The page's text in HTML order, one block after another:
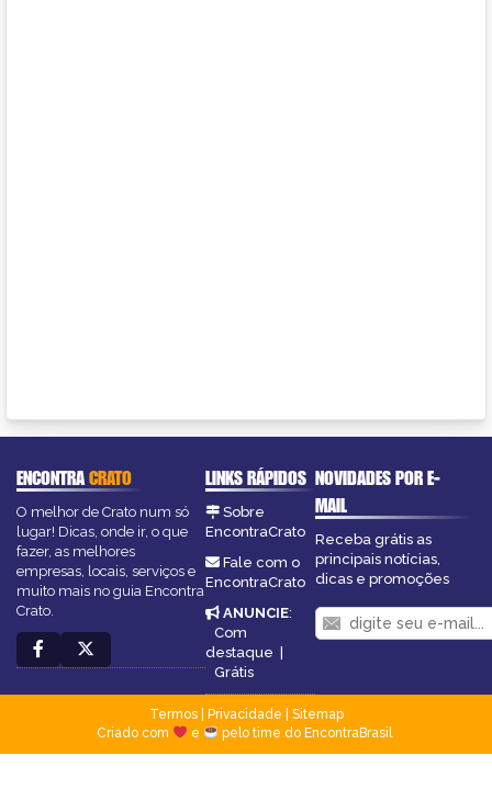
ENCONTRACRATO
O melhor de Crato num só
lugar! Dicas, onde ir, o que
fazer, as melhores
empresas, locais, serviços e
muito mais no guia Encontra
Crato.
LINKS RÁPIDOS
Sobre
EncontraCrato
Fale com o
EncontraCrato
ANUNCIE:
Com
destaque
Grátis
NOVIDADES POR E-
MAIL
Receba grátis as
principais notícias,
dicas e promoções
Termos| Privacidade
Sitemap
Criado com
e pelo time do EncontraBrasil